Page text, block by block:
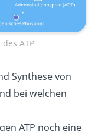
ATP
Synthese von
bei welchen
ATP noch eine